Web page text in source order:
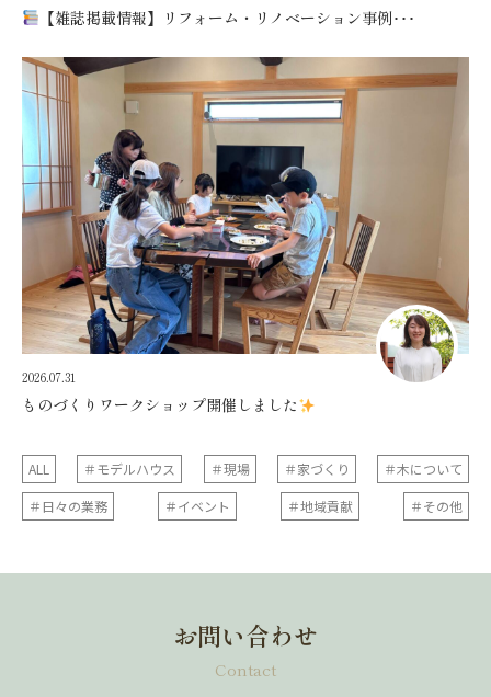
【雑誌掲載情報】リフォーム・リノベーション事例･･･
2026.07.31
ものづくりワークショップ開催しました
ALL ＃モデルハウス ＃現場 ＃家づくり
＃木について
＃日々の業務
＃イベント ＃地域貢献 ＃その他
お問い合わせ
Contact